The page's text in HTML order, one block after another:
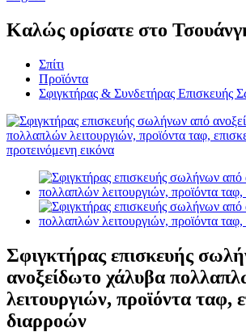
Καλώς ορίσατε στο
Σπίτι
Προϊόντα
Σφιγκτήρας & Συνδετήρας Επισκευής
Σφιγκτήρας επισκευής
ανοξείδωτο χάλυβα
λειτουργιών, προϊόντα ταφ,
διαρροών